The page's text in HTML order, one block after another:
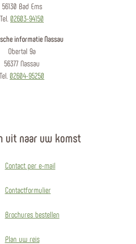
56130 Bad Ems
Tel. 02603-94150
informatie Nassau
Obertal 9a
56377 Nassau
Tel. 02604-95250
uit naar uw komst
Contact per e-mail
Contactformulier
Brochures bestellen
Plan uw reis